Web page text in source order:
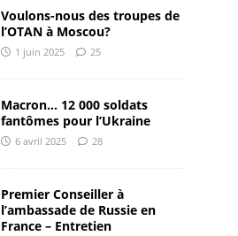
Voulons-nous des troupes de
l’OTAN à Moscou?
1 juin 2025 25
Macron… 12 000 soldats
fantômes pour l’Ukraine
6 avril 2025 28
Premier Conseiller à
l’ambassade de Russie en
France – Entretien